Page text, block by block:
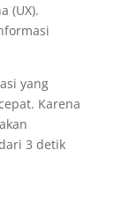
(UX).
yang
Karena
3 detik